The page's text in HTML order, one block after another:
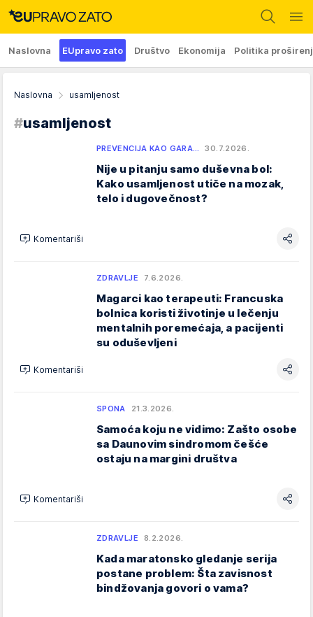
Naslovna EUpravo zato Društvo Ekonomija Politika
Naslovna usamljenost
#usamljenost
PREVENCIJA KAO GARA… 30.7.2026.
Nije u pitanju samo duševna bol:
Kako usamljenost utiče na mozak,
telo i dugovečnost?
Komentariši
ZDRAVLJE 7.6.2026.
Magarci kao terapeuti: Francuska
bolnica koristi životinje u lečenju
mentalnih poremećaja, a pacijenti
su oduševljeni
Komentariši
SPONA 21.3.2026.
Samoća koju ne vidimo: Zašto osobe
sa Daunovim sindromom češće
ostaju na margini društva
Komentariši
ZDRAVLJE 8.2.2026.
Kada maratonsko gledanje serija
postane problem: Šta zavisnost
bindžovanja govori o vama?